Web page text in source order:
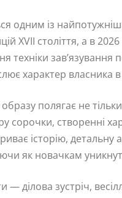
одним із
XVII століття, а в
техніки
характер власника в
полягає не
сорочки, створенні
історію, детальну
як новачкам
— ділова зустріч,